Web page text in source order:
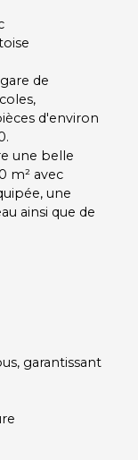
de
d'environ
une belle
m² avec
une
ainsi que de
garantissant